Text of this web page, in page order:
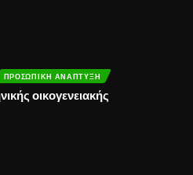
ΠΡΟΣΩΠΙΚΉ ΑΝΆΠΤΥΞΗ
οικογενειακής